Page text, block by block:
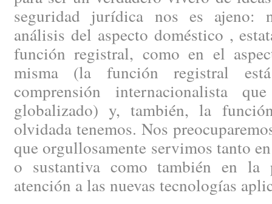
seguridad jurídica nos es ajeno:
análisis del aspecto doméstico ,
función registral, como en el
misma (la función registral
comprensión internacionalista
globalizado) y, también, la
olvidada tenemos. Nos
que orgullosamente servimos tanto
o sustantiva como también en la
atención a las nuevas tecnologías